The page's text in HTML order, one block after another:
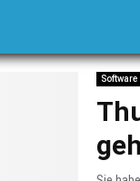
Software